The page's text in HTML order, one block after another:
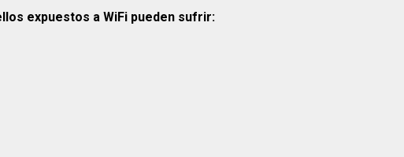
expuestos a WiFi pueden sufrir: